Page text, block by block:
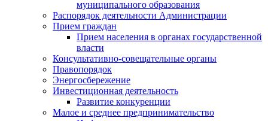
муниципального образования
Распорядок деятельности Администрации
Прием граждан
Прием населения в органах государственной
власти
Консультативно-совещательные органы
Правопорядок
Энергосбережение
Инвестиционная деятельность
Развитие конкуренции
Малое и среднее предпринимательство